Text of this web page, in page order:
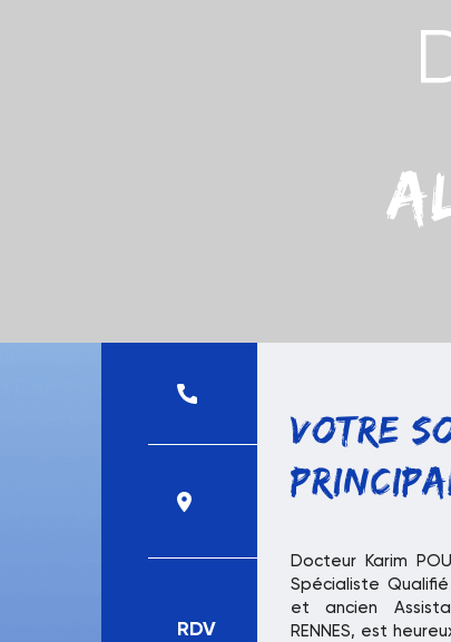
RDV
Votre
Docteur Karim
Spécialiste
et ancien
RENNES, est